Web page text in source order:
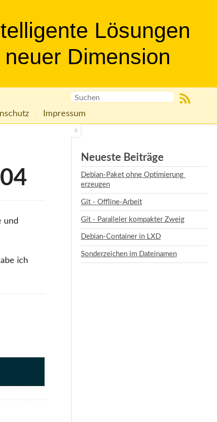
Lösungen
neuer Dimension
Impressum
und
ich
Neueste Beiträge
Debian-Paket ohne Optimierung
erzeugen
Git - Offline-Arbeit
Git - Paralleler kompakter Zweig
Debian-Container in LXD
Sonderzeichen im Dateinamen